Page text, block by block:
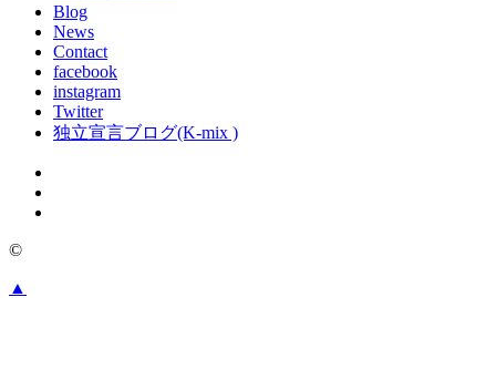
Blog
News
Contact
facebook
instagram
Twitter
独立宣言ブログ(K-mix )
©
▲